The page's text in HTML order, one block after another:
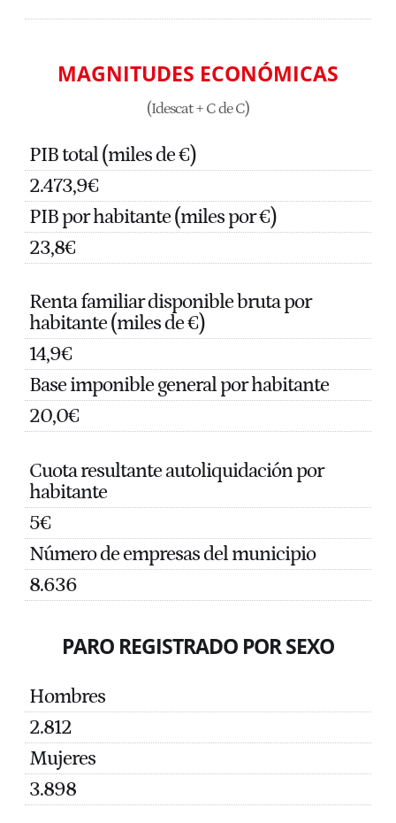
MAGNITUDES ECONÓMICAS
(Idescat + C de C)
PIB total (miles de €)
2.473,9€
PIB por habitante (miles por €)
23,8€
Renta familiar disponible bruta por
habitante (miles de €)
14,9€
Base imponible general por habitante
20,0€
Cuota resultante autoliquidación por
habitante
5€
Número de empresas del municipio
8.636
PARO REGISTRADO POR SEXO
Hombres
2.812
Mujeres
3.898